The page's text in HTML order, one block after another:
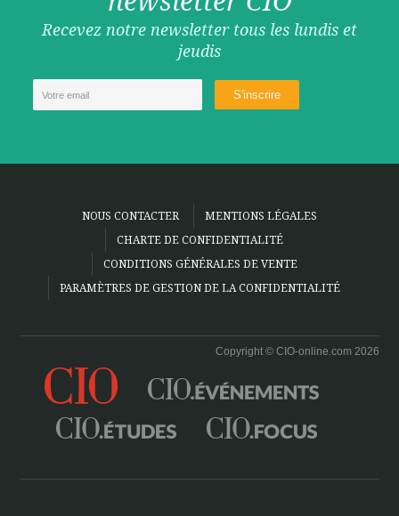
Recevez notre newsletter tous les lundis et
jeudis
NOUS CONTACTER
MENTIONS LÉGALES
CHARTE DE CONFIDENTIALITÉ
CONDITIONS GÉNÉRALES DE VENTE
PARAMÈTRES DE GESTION DE LA CONFIDENTIALITÉ
Copyright © CIO-online.com 2026